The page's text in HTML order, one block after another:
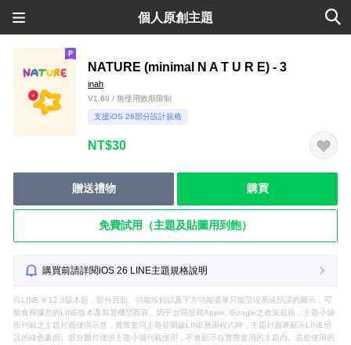
個人原創主題
NATURE (minimal N A T U R E) - 3
inah
V1.60 / 無使用效期限制
支援iOS 26部分設計規格
NT$30
贈送禮物 購買
免費試用（主題及貼圖用到飽）
購買前請詳閱iOS 26 LINE主題規格說明
自LINE 9.12.0版本起，部分頁面、功能按鈕以及下方功能選單只能呈現系統預設的圖示，可
能會根據您的LINE版本及裝置機型而異。因平台開發商Apple, Google之政策規格，主題小舖
所刊載之主題封面僅供示意，實際套用主題並開啟LINE應用程式時，主題封面將顯示LINE預
設的綠色畫面。部分圖片僅供主題小舖刊載使用，不會顯示在實際套用的主題內。若您使用的